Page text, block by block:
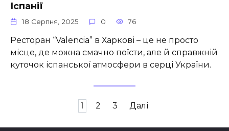
Іспанії
18 Серпня, 2025 0 76
Ресторан “Valencia” в Харкові – це не просто
місце, де можна смачно поїсти, але й справжній
куточок іспанської атмосфери в серці України.
1 2 3 Далі